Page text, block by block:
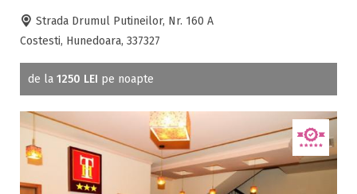
Strada Drumul Putineilor, Nr. 160 A
Costesti, Hunedoara, 337327
de la 1250 LEI pe noapte